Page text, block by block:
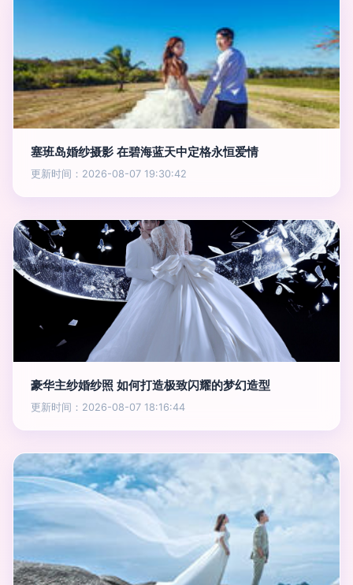
塞班岛婚纱摄影 在碧海蓝天中定格永恒爱情
更新时间：2026-08-07 19:30:42
豪华主纱婚纱照 如何打造极致闪耀的梦幻造型
更新时间：2026-08-07 18:16:44